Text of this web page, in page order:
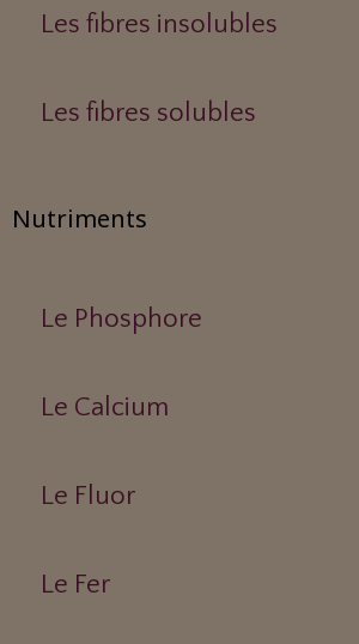
Les fibres insolubles
Les fibres solubles
Nutriments
Le Phosphore
Le Calcium
Le Fluor
Le Fer